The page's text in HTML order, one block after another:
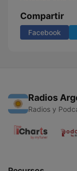
Compartir
Facebook
Radios
Radios y